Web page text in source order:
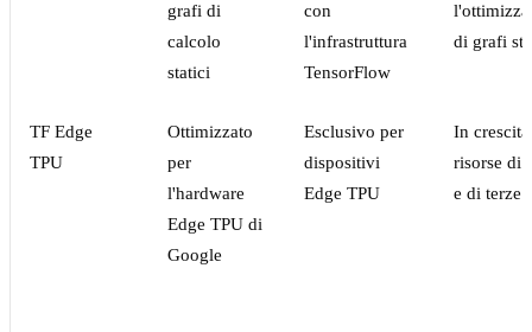
grafi di
calcolo
statici
con
l'infrastruttura
TensorFlow
di grafi
TF Edge
TPU
Ottimizzato
per
l'hardware
Edge TPU di
Google
Esclusivo per
dispositivi
Edge TPU
In
risorse di
e di terze